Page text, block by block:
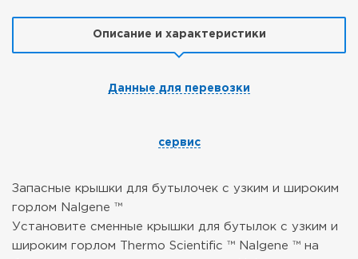
Описание и характеристики
Данные для перевозки
сервис
Запасные крышки для бутылочек с узким и широким
горлом Nalgene ™
Установите сменные крышки для бутылок с узким и
широким горлом Thermo Scientific ™ Nalgene ™ на